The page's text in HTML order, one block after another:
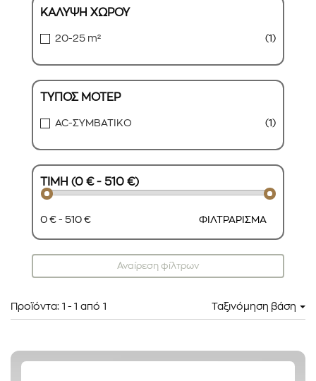
ΚΑΛΥΨΗ ΧΩΡΟΥ
20-25 m² (1)
ΤΥΠΟΣ ΜΟΤΕΡ
AC-ΣΥΜΒΑΤΙΚΟ (1)
ΤΙΜΗ (0 € - 510 €)
0 € - 510 € ΦΙΛΤΡΑΡΙΣΜΑ
Αναίρεση φίλτρων
Προϊόντα: 1 - 1 από 1 Ταξινόμηση βάση